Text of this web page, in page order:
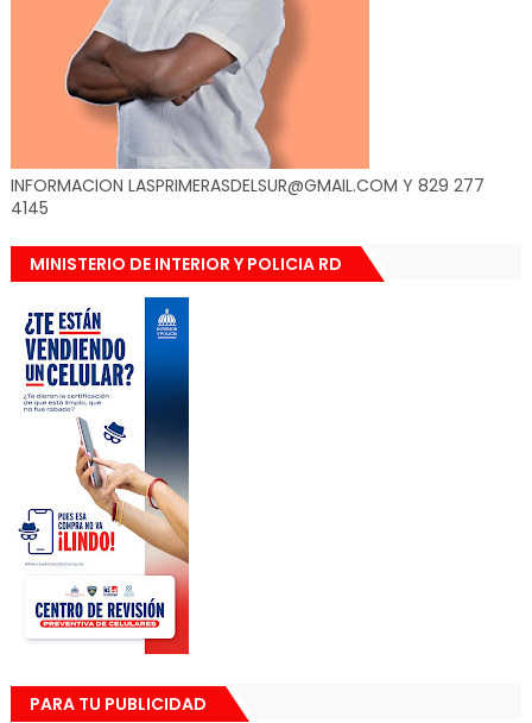
INFORMACION LASPRIMERASDELSUR@GMAIL.COM Y 829 277
4145
MINISTERIO DE INTERIOR Y POLICIA RD
PARA TU PUBLICIDAD